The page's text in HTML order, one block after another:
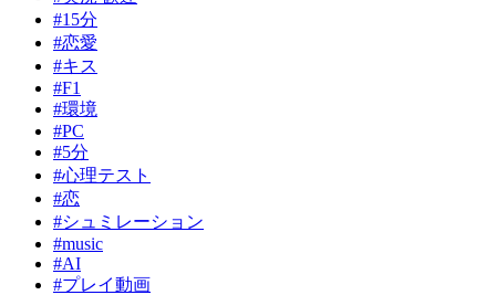
#15分
#恋愛
#キス
#F1
#環境
#PC
#5分
#心理テスト
#恋
#シュミレーション
#music
#AI
#プレイ動画